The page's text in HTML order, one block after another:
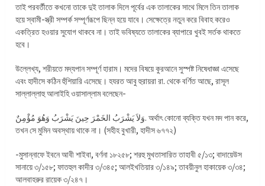
তাই পরবর্তীতে কখনো তাকে দুই তালাক দিলে পূর্বের এক তালাকের সাথে মিলে তিন তালাক
হয়ে স্বামী-স্ত্রী সম্পর্ক সম্পূর্ণরূপে ছিন্ন হয়ে যাবে। সেক্ষেত্রে নতুন করে বিবাহ করেও
একত্রিত হওয়ার সুযোগ থাকবে না। তাই ভবিষ্যতে তালাকের ব্যাপারে খুবই সর্তক থাকতে
হবে।
উল্লেখ্য, শরীয়তে মদ্যপান সম্পূর্ণ হারাম। মদের বিষয়ে কুরআনে সুস্পষ্ট নিষেধাজ্ঞা এসেছে
এবং হাদীসে কঠিন হুঁশিয়ারি এসেছে। হযরত আবু হুরায়রা রা. থেকে বর্ণিত আছে, রাসূল
সাল্লাল্লাহু আলাইহি ওয়াসাল্লাম বলেছেন-
وَلاَ يَشْرَبُ الخَمْرَ حِينَ يَشْرَبُ وَهُوَ مُؤْمِنٌ. অর্থাৎ কোনো ব্যক্তি যখন মদ পান করে,
তখন সে মুমিন অবস্থায় থাকে না। (সহীহ বুখারী, হাদীস ৬৭৭২)
-মুসান্নাফে ইবনে আবী শাইবা, বর্ণনা ১৮২৫৮; শরহু মুখতাসারিত তাহাবী ৫/১৩; বাদায়েউস
সানায়ে ৩/১৫৮; ফাতহুল কাদীর ৩/৩৪৫; আলইখতিয়ার ৩/১৪৯; তাবয়ীনুল হাকায়েক ৩/৩৪;
আলবাহরুর রায়েক ৩/২৪৭।